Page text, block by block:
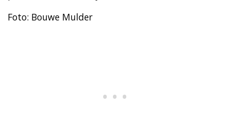
Foto: Bouwe Mulder